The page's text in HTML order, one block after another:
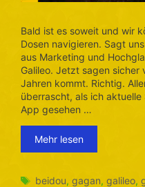
Bald ist es soweit und wir
Dosen navigieren. Sagt
aus Marketing und
Galileo. Jetzt sagen sicher
Jahren kommt. Richtig.
überrascht, als ich aktuelle
App gesehen …
Mehr lesen
Schlagwörter
beidou,gagan,galileo,